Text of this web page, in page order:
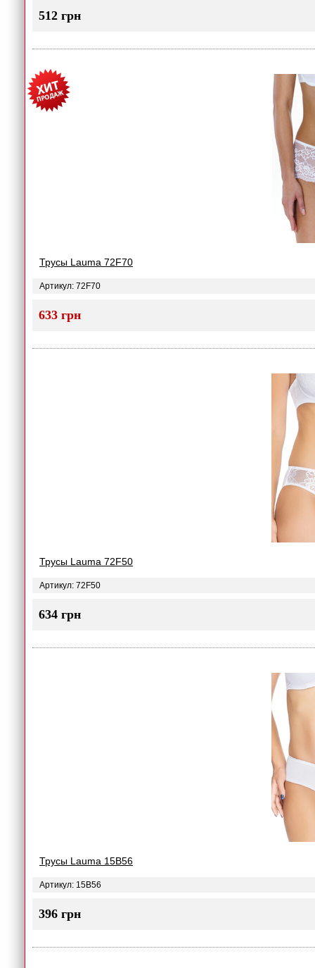
512 грн
Трусы Lauma 72F70
Артикул: 72F70
633 грн
Трусы Lauma 72F50
Артикул: 72F50
634 грн
Трусы Lauma 15B56
Артикул: 15B56
396 грн